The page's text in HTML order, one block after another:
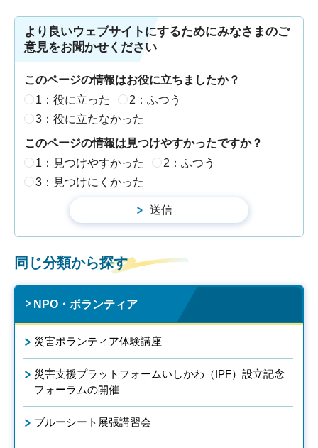
より良いウェブサイトにするためにみなさまのご
意見をお聞かせください
このページの情報はお役に立ちましたか？
1：役に立った
2：ふつう
3：役に立たなかった
このページの情報は見つけやすかったですか？
1：見つけやすかった
2：ふつう
3：見つけにくかった
同じ分類から探す
NPO・ボランティア
災害ボランティア体験講座
災害支援プラットフォームいしかわ（IPF）設立記念
フォーラムの開催
ブルーシート展張講習会